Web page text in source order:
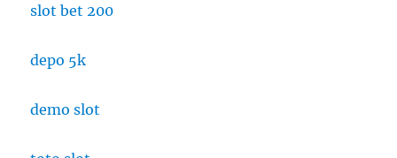
slot bet 200
depo 5k
demo slot